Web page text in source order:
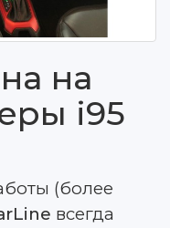
на
i95
(более
всегда